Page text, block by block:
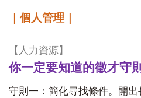
｜個人管理｜
【人力資源】
你一定要知道的徵才守則
守則一：簡化尋找條件。開